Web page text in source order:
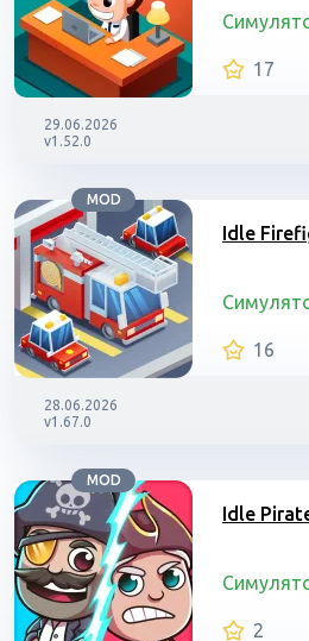
17
29.06.2026
v1.52.0
MOD
Idle
16
28.06.2026
v1.67.0
MOD
Idle
2